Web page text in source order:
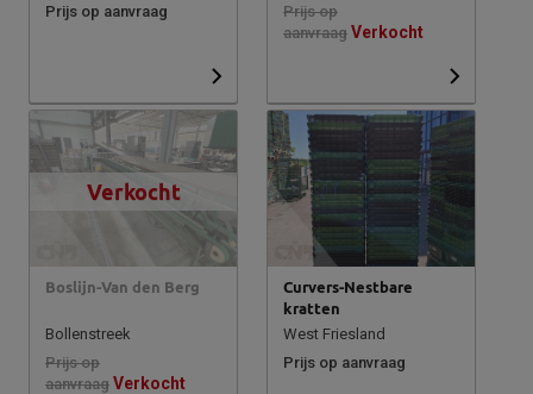
Prijs op aanvraag
Prijs op
aanvraag Verkocht
Verkocht
Boslijn-Van den Berg
Bollenstreek
Prijs op
aanvraag Verkocht
Curvers-Nestbare
kratten
West Friesland
Prijs op aanvraag